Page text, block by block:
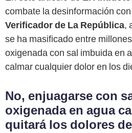
combate la desinformación
Verificador de La República,
se ha masificado entre
oxigenada con sal imbuida en
calmar cualquier dolor en los
No, enjuagarse con
oxigenada en agua
quitará los dolores